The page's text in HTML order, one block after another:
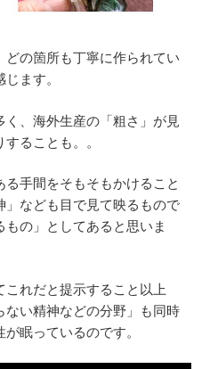
の箇所も丁寧に作られてい
ます。
、海外生産の「粗さ」が見
ることも。。
手間をそもそもかけること
」なども目で見て映るもので
の」としてあると思いま
れだと提示すること以上
ない精神などの分野」も同時
眠っているのです。